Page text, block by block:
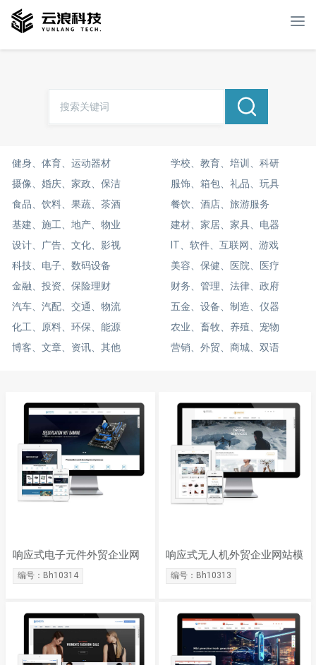
健身、体育、运动器材
学校、教育、培训、科研
摄像、婚庆、家政、保洁
服饰、箱包、礼品、玩具
食品、饮料、果蔬、茶酒
餐饮、酒店、旅游服务
基建、施工、地产、物业
建材、家居、家具、电器
设计、广告、文化、影视
IT、软件、互联网、游戏
科技、电子、数码设备
美容、保健、医院、医疗
金融、投资、保险理财
财务、管理、法律、政府
汽车、汽配、交通、物流
五金、设备、制造、仪器
化工、原料、环保、能源
农业、畜牧、养殖、宠物
博客、文章、资讯、其他
营销、外贸、商城、双语
响应式电子元件外贸企业网
站模板
编号：Bh10314
响应式无人机外贸企业网站模
板
编号：Bh10313